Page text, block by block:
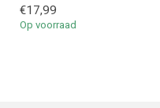
€17,99
Op voorraad